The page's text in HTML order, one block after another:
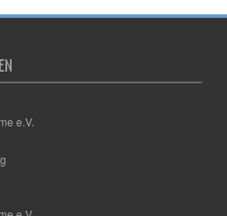
e.V.